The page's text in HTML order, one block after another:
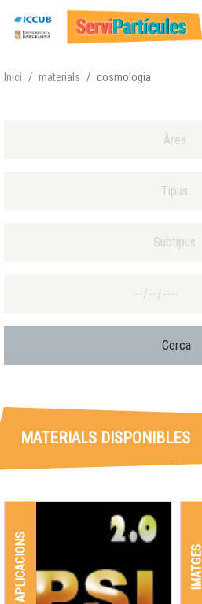
Inici materials cosmologia
MATERIALS DISPONIBLES
APLICACIONS IMATGES